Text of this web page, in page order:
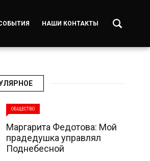
НАШИ КОНТАКТЫ
ОБЩЕСТВО
Маргарита Федотова: Мой
прадедушка управлял
Поднебесной